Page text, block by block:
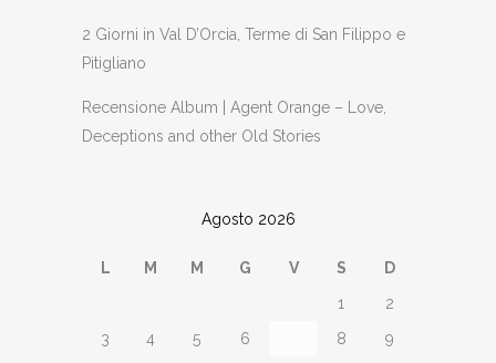
2 Giorni in Val D’Orcia, Terme di San Filippo e
Pitigliano
Recensione Album | Agent Orange – Love,
Deceptions and other Old Stories
Agosto 2026
L M M G V S
D
1
2
3
4 5 6 8
9